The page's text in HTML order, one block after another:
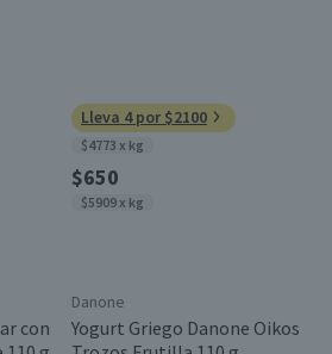
con
Lleva 4 por $2100
$4773 x kg
$650
$5909 x kg
Danone
Yogurt Griego Danone Oikos